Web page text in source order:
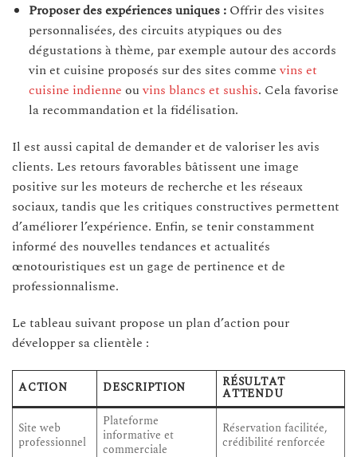
Proposer des expériences uniques :Offrir des visites
personnalisées, des circuits atypiques ou des
dégustations à thème, par exemple autour des accords
vin et cuisine proposés sur des sites commevins et
cuisine indienne ouvins blancs et sushis. Cela favorise
la recommandation et la fidélisation.
Il est aussi capital de demander et de valoriser les avis
clients. Les retours favorables bâtissent une image
positive sur les moteurs de recherche et les réseaux
sociaux, tandis que les critiques constructives permettent
d’améliorer l’expérience. Enfin, se tenir constamment
informé des nouvelles tendances et actualités
œnotouristiques est un gage de pertinence et de
professionnalisme.
Le tableau suivant propose un plan d’action pour
développer sa clientèle :
ACTION DESCRIPTION RÉSULTAT
ATTENDU
Site web
professionnel
Plateforme
informative et
commerciale
Réservation facilitée,
crédibilité renforcée